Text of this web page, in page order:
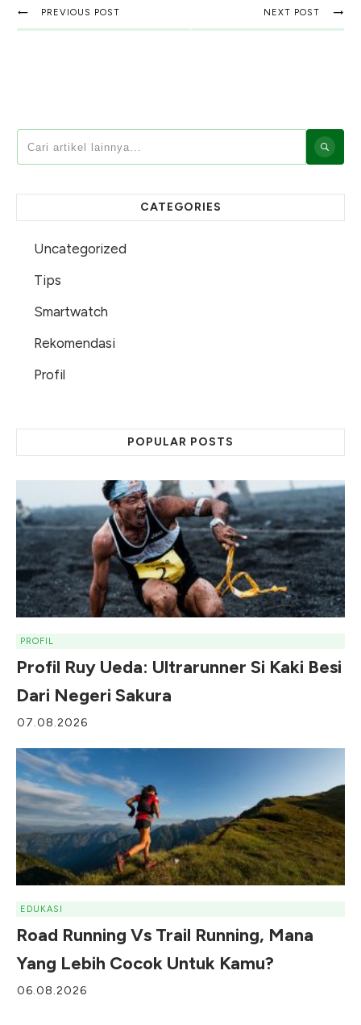
PREVIOUS POST NEXT POST
CATEGORIES
Uncategorized
Tips
Smartwatch
Rekomendasi
Profil
POPULAR POSTS
PROFIL
Profil Ruy Ueda: Ultrarunner Si Kaki Besi
Dari Negeri Sakura
07.08.2026
EDUKASI
Road Running Vs Trail Running, Mana
Yang Lebih Cocok Untuk Kamu?
06.08.2026